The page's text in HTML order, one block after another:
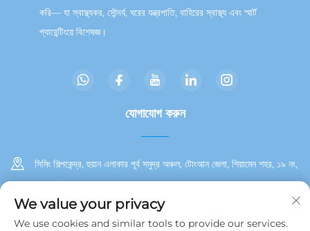
করি— যা স্বাস্থ্যকর, সৌন্দর্য, ঘরের যন্ত্রপাতি, বাহিরের স্বাস্থ্য এবং স্মার্ট
প্যারেন্টিংয়ে বিশেষজ্ঞ।
যোগাযোগ করুন
সিমিং শিল্পকেন্দ্র, হুয়ান এলাকার পূর্ব সমুদ্র অঞ্চল, টোংআন জেলা, শিয়ামেন শহর, ১৯ নং,
২য় তলা
+86 13215929911
We value your privacy
We use cookies and similar tools to provide our services.